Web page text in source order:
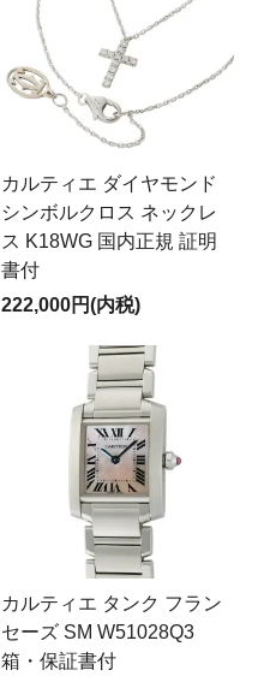
カルティエ ダイヤモンド
シンボルクロス ネックレ
ス K18WG 国内正規 証明
書付
222,000円(内税)
カルティエ タンク フラン
セーズ SM W51028Q3
箱・保証書付